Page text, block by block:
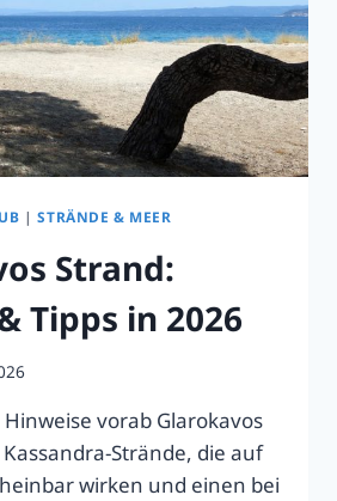
|STRÄNDE & MEER
Strand:
Tipps in 2026
vorab Glarokavos
Strände, die auf
wirken und einen bei